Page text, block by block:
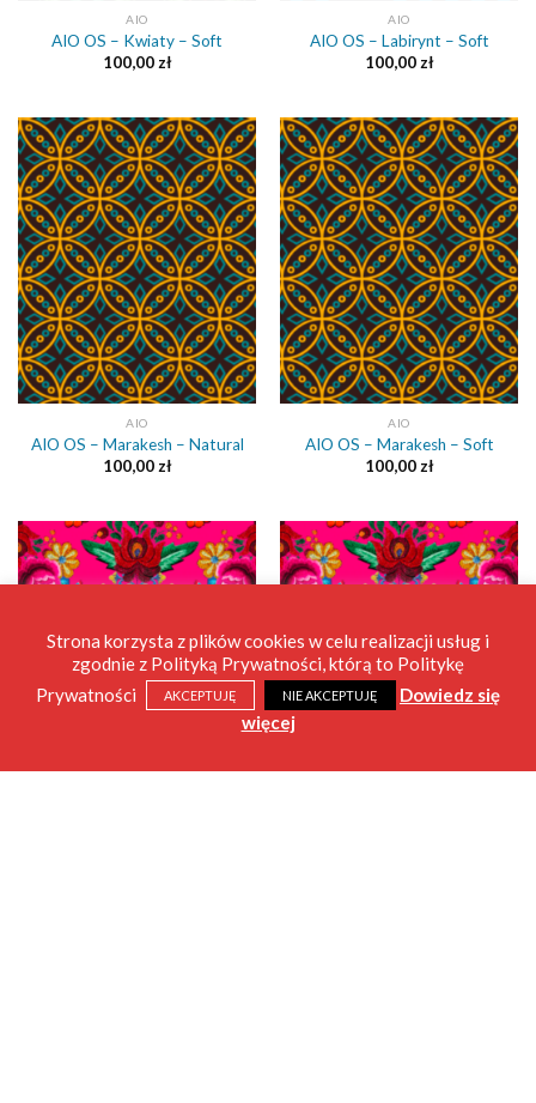
AIO
AIO OS – Kwiaty – Soft
100,00 zł
AIO
AIO OS – Labirynt – Soft
100,00 zł
AIO
AIO OS – Marakesh – Natural
100,00 zł
AIO
AIO OS – Marakesh – Soft
100,00 zł
Strona korzysta z plików cookies w celu realizacji usług i
zgodnie z Polityką Prywatności, którą to Politykę
Prywatności
AKCEPTUJĘ NIE AKCEPTUJĘ
Dowiedz się
więcej